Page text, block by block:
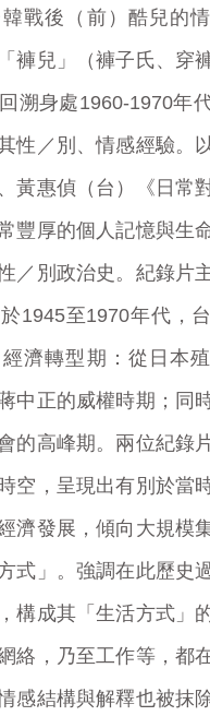
戰後（前）酷兒的
褲兒」（褲子氏、穿
溯身處1960-1970年
性／別、情感經驗。
黃惠偵（台）《日常
豐厚的個人記憶與生
／別政治史。紀錄片
1945至1970年代，
濟轉型期：從日本
中正的威權時期；同
的高峰期。兩位紀錄
空，呈現出有別於當
濟發展，傾向大規模
式」。強調在此歷史
構成其「生活方式」
絡，乃至工作等，都
感結構與解釋也被抹